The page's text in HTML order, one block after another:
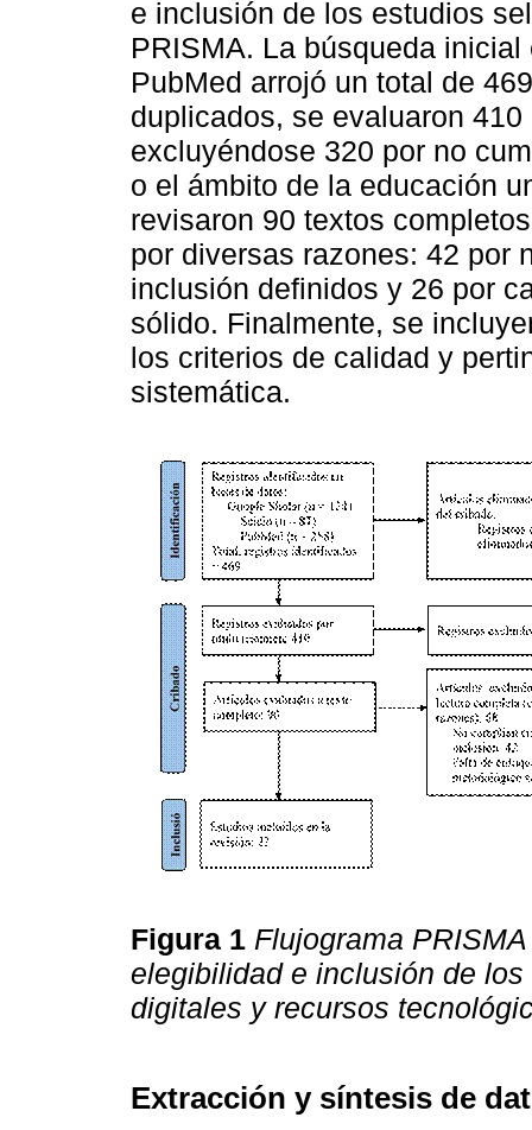
e inclusión de los estudios
PRISMA. La búsqueda
PubMed arrojó un total de
duplicados, se evaluaron
excluyéndose 320 por no
o el ámbito de la educación
revisaron 90 textos
por diversas razones: 42 por
inclusión definidos y 26 por
sólido. Finalmente, se
los criterios de calidad y
sistemática.
Figura 1 Flujograma
elegibilidad e inclusión de
digitales y recursos
Extracción y síntesis de